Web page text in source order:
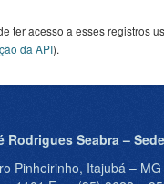
ter acesso a esses registros
da API).
Rodrigues Seabra – Sede
Pinheirinho, Itajubá – MG